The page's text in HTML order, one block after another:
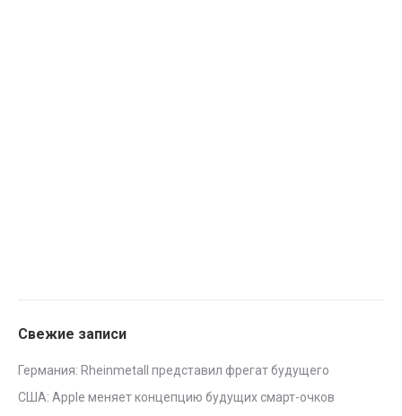
Свежие записи
Германия: Rheinmetall представил фрегат будущего
США: Apple меняет концепцию будущих смарт-очков